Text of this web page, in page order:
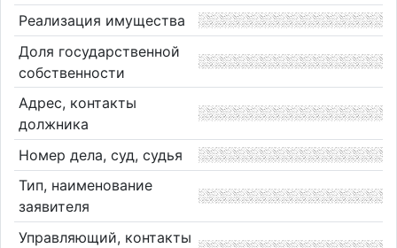
Реализация имущества
Доля государственной
собственности
Адрес, контакты
должника
Номер дела, суд, судья
Тип, наименование
заявителя
Управляющий, контакты